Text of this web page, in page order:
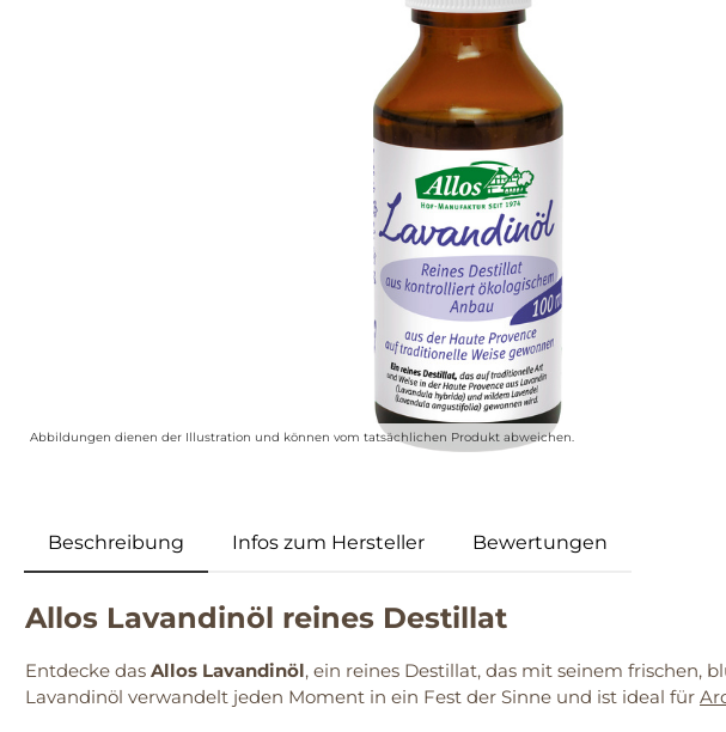
Abbildungen dienen der Illustration und können vom tatsächlichen Produkt abweichen.
Beschreibung Infos zum Hersteller Bewertungen
Allos Lavandinöl reines Destillat
Entdecke das Allos Lavandinöl, ein reines Destillat, das mit seinem frischen,
Lavandinöl verwandelt jeden Moment in ein Fest der Sinne und ist ideal für